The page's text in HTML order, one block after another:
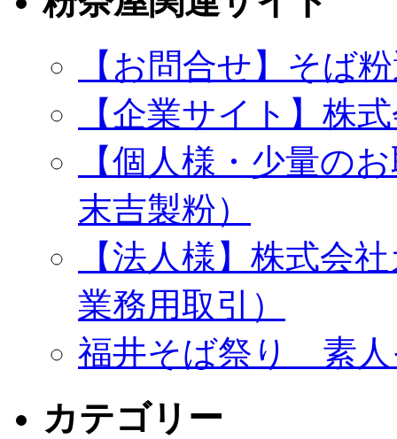
【お問合せ】そば
【企業サイト】株
【個人様・少量の
末吉製粉）
【法人様】株式会
業務用取引）
福井そば祭り 素人
カテゴリー